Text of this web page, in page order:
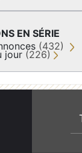
EN SÉRIE
(432)
jour (226)